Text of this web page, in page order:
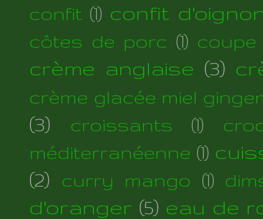
confit (1) confit
côtes de porc (1) coupe
crème anglaise (3)
crème glacée miel
(3) croissants (1)
méditerranéenne (1)
(2)
curry mango (1)
d'oranger (5) eau de